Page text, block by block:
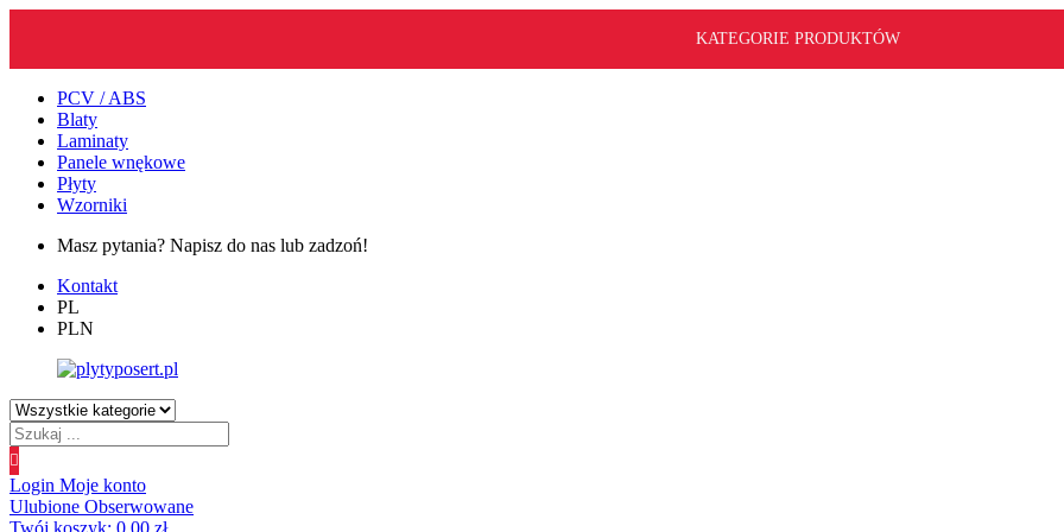
KATEGORIE PRODUKTÓW
PCV / ABS
Blaty
Laminaty
Panele wnękowe
Płyty
Wzorniki
Masz pytania? Napisz do nas lub zadzoń!
Kontakt
PL
PLN
Wyszukiwanie
produktów
Login Moje konto
Ulubione Obserwowane
Twój koszyk: 0.00 zł